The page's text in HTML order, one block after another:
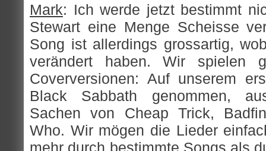
Mark: Ich werde jetzt bestimmt
Stewart eine Menge Scheisse
Song ist allerdings grossartig,
verändert haben. Wir spielen
Coverversionen: Auf unserem
Black Sabbath genommen,
Sachen von Cheap Trick,
Who. Wir mögen die Lieder
mehr durch bestimmte Songs als